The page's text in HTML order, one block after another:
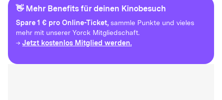
👋 Mehr Benefits für deinen Kinobesuch
Spare1 € pro Online-Ticket, sammle Punkte und vieles
mehr mit unserer Yorck Mitgliedschaft.
→ Jetzt kostenlos Mitglied werden.